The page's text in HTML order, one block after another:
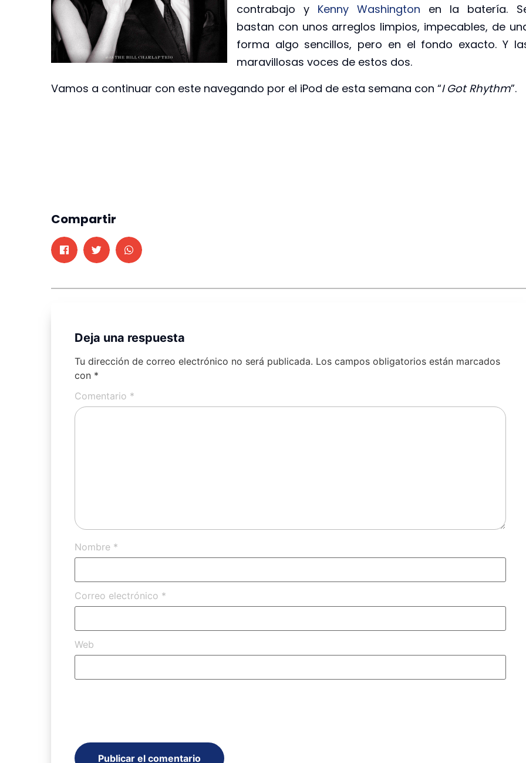
contrabajo y Kenny Washington en la batería.
bastan con unos arreglos limpios, impecables, de
forma algo sencillos, pero en el fondo exacto. Y
maravillosas voces de estos dos.
Vamos a continuar con este navegando por el iPod de esta semana con “I Got Rhythm”.
Compartir
Deja una respuesta
Tu dirección de correo electrónico no será publicada. Los campos obligatorios están marcados
con *
Comentario *
Nombre *
Correo electrónico *
Web